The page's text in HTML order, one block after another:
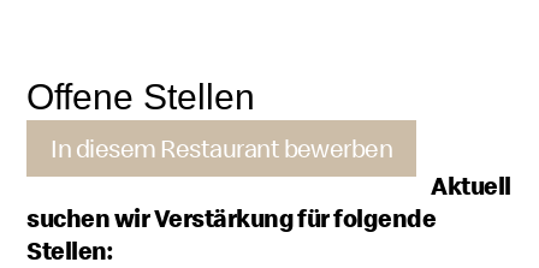
Offene Stellen
In diesem Restaurant bewerben
Aktuell
suchen wir Verstärkung für folgende
Stellen: